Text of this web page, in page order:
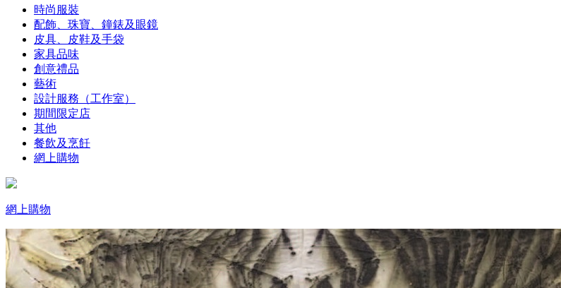
時尚服裝
配飾、珠寶、鐘錶及眼鏡
皮具、皮鞋及手袋
家具品味
創意禮品
藝術
設計服務（工作室）
期間限定店
其他
餐飲及烹飪
網上購物
網上購物